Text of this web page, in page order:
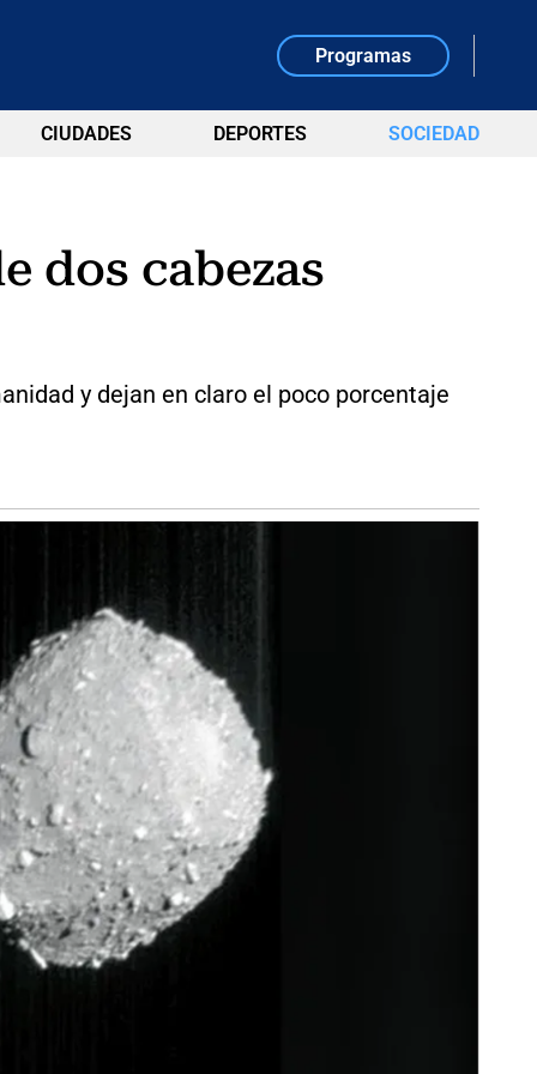
Programas
CIUDADES DEPORTES SOCIEDAD
dos cabezas
y dejan en claro el poco porcentaje